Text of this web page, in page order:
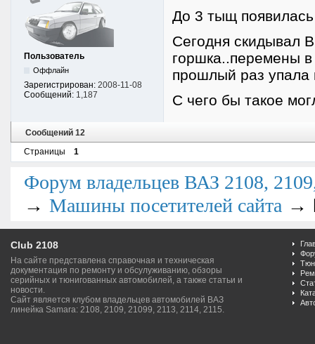
Пользователь
Оффлайн
Зарегистрирован: 2008-11-08
Сообщений: 1,187
До 3 тыщ
Сегодня скидывал
горшка..перемены
прошлый раз упала
С чего бы такое
Сообщений 12
Страницы
1
Форум владельцев ВАЗ 2108,
→ Машины посетителей сайта →
Club 2108
На сайте представлена справочная и техническая
документация по ремонту и обсулуживанию, обзоры
серийных и тюнигованных автомобилей, а также статьи и
новости.
Сайт является клубом владельцев автомобилей ВАЗ
линейка Samara: 2108, 2109, 21099, 2113, 2114, 2115.